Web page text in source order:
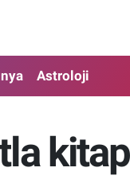
Astroloji
kitap